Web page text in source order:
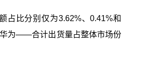
占比分别仅为3.62%、0.41%和
为——合计出货量占整体市场份